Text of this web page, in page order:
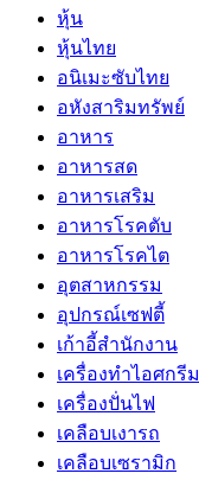
หุ้น
หุ้นไทย
อนิเมะซับไทย
อหังสาริมทรัพย์
อาหาร
อาหารสด
อาหารเสริม
อาหารโรคตับ
อาหารโรคไต
อุตสาหกรรม
อุปกรณ์เซฟตี้
เก้าอี้สำนักงาน
เครื่องทำไอศกรีม
เครื่องปั่นไฟ
เคลือบเงารถ
เคลือบเซรามิก